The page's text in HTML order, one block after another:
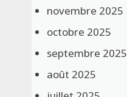
novembre 2025
octobre 2025
septembre 2025
août 2025